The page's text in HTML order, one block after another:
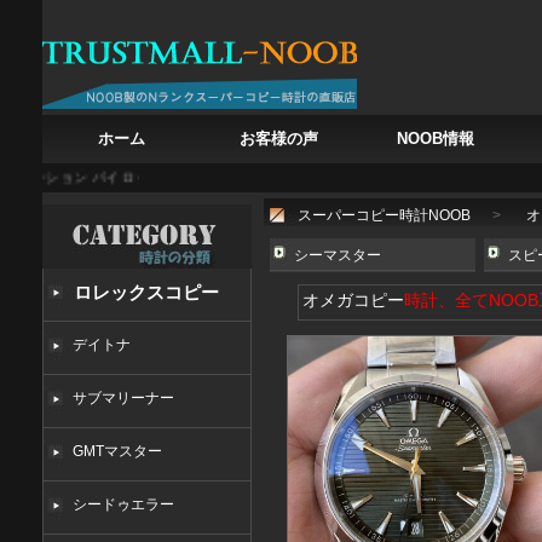
ホーム お客様の声 NOOB情報
ン パイロット トラベル クロノグラフ 5924G-001
ロレックスコピー
デイトナ
サブマリーナー
GMTマスター
シードゥエラー
スーパーコピー時計NOOB >
シーマスター スピ
オメガコピー時計、全て